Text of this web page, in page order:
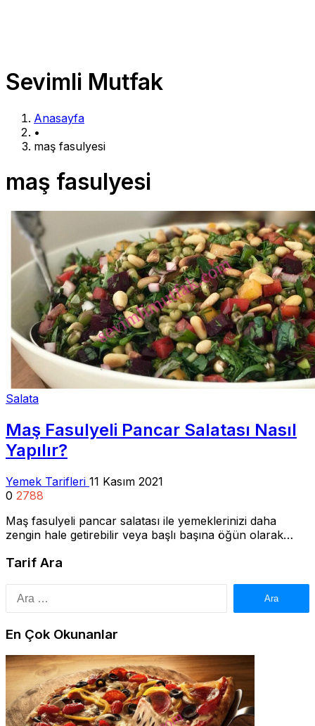
Sevimli Mutfak
Anasayfa
•
maş fasulyesi
maş fasulyesi
Salata
Maş Fasulyeli Pancar Salatası Nasıl
Yapılır?
Yemek Tarifleri 11 Kasım 2021
0 2788
Maş fasulyeli pancar salatası ile yemeklerinizi daha
zengin hale getirebilir veya başlı başına öğün olarak…
Tarif Ara
En Çok Okunanlar